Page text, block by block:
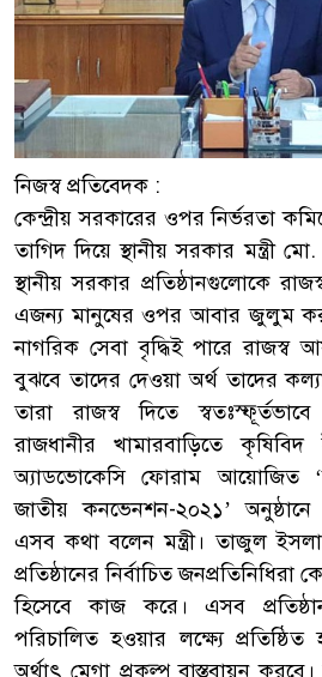
নিজস্ব প্রতিবেদক :
কেন্দ্রীয় সরকারের ওপর নির্ভরতা
তাগিদ দিয়ে স্থানীয় সরকার মন্ত্রী
স্থানীয় সরকার প্রতিষ্ঠানগুলোকে
এজন্য মানুষের ওপর আবার জুলুম
নাগরিক সেবা বৃদ্ধিই পারে
বুঝবে তাদের দেওয়া অর্থ তাদের
তারা রাজস্ব দিতে
রাজধানীর খামারবাড়িতে কৃষিবিদ
অ্যাডভোকেসি ফোরাম আয়োজিত
জাতীয় কনভেনশন-২০২১’ অনুষ্ঠানে
এসব কথা বলেন মন্ত্রী। তাজুল
প্রতিষ্ঠানের নির্বাচিত জনপ্রতিনিধিরা
হিসেবে কাজ করে। এসব
পরিচালিত হওয়ার লক্ষ্যে
অর্থাৎ মেগা প্রকল্প বাস্তবায়ন